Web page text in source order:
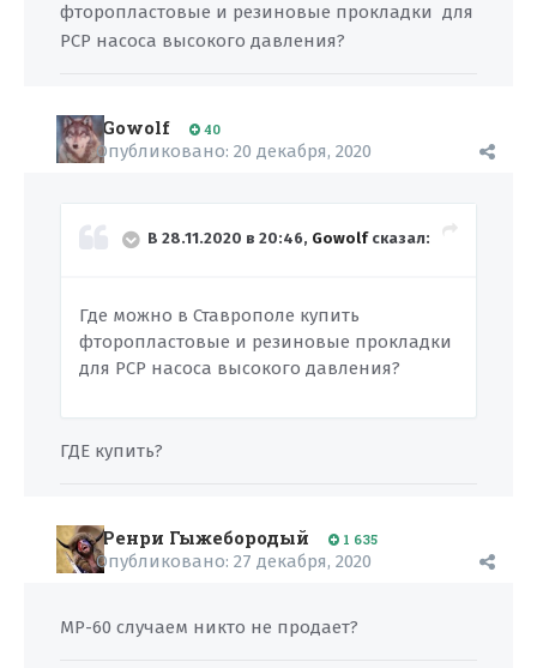
фторопластовые и резиновые прокладки для
PCP насоса высокого давления?
Gowolf 40
Опубликовано: 20 декабря, 2020
В 28.11.2020 в 20:46, Gowolfсказал:
Где можно в Ставрополе купить
фторопластовые и резиновые прокладки
для PCP насоса высокого давления?
ГДЕ купить?
Ренри Гыжебородый 1 635
Опубликовано: 27 декабря, 2020
МР-60 случаем никто не продает?